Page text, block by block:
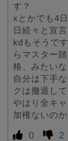
す？
xとかでも4
日続々と宣
kdもそうで
らマスター
格、みたい
自分は下手
クは撤退し
やはり全キ
加権ないの
0 2